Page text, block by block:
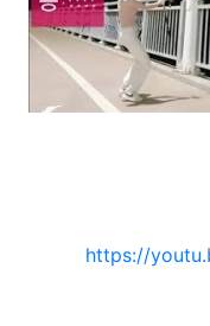
관련자료
https://